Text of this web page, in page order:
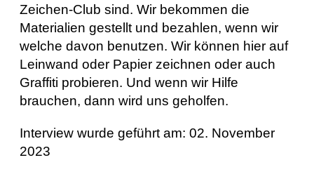
Zeichen-Club sind. Wir bekommen die
Materialien gestellt und bezahlen, wenn wir
welche davon benutzen. Wir können hier auf
Leinwand oder Papier zeichnen oder auch
Graffiti probieren. Und wenn wir Hilfe
brauchen, dann wird uns geholfen.
Interview wurde geführt am: 02. November
2023